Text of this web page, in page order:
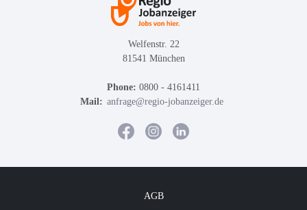
Welfenstr. 22
81541 München
Phone: 0800 - 4161411
Mail: anfrage@regio-jobanzeiger.de
AGB